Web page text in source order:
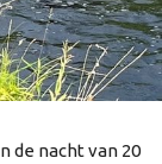
de nacht van 20